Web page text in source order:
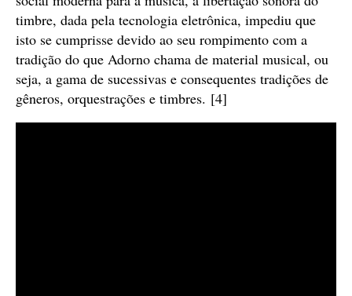
timbre, dada pela tecnologia eletrônica, impediu que
isto se cumprisse devido ao seu rompimento com a
tradição do que Adorno chama de material musical, ou
seja, a gama de sucessivas e consequentes tradições de
gêneros, orquestrações e timbres. [4]